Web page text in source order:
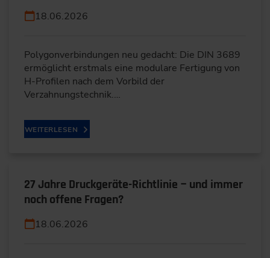
18.06.2026
Polygonverbindungen neu gedacht: Die DIN 3689
ermöglicht erstmals eine modulare Fertigung von
H-Profilen nach dem Vorbild der
Verzahnungstechnik.…
WEITERLESEN
27 Jahre Druckgeräte-Richtlinie − und immer
noch offene Fragen?
18.06.2026